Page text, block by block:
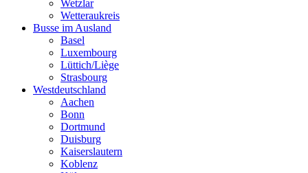
Wetzlar
Wetteraukreis
Busse im Ausland
Basel
Luxembourg
Lüttich/Liège
Strasbourg
Westdeutschland
Aachen
Bonn
Dortmund
Duisburg
Kaiserslautern
Koblenz